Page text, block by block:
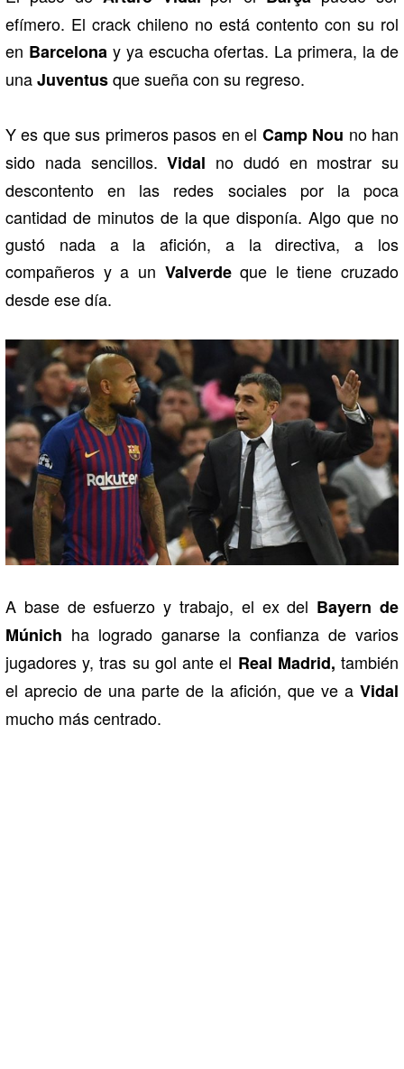
efímero. El crack chileno no está contento con su rol
en Barcelona y ya escucha ofertas. La primera, la de
unaJuventusque sueña con su regreso.
Y es que sus primeros pasos en el Camp Nou no han
sido nada sencillos.Vidal no dudó en mostrar su
descontento en las redes sociales por la poca
cantidad de minutos de la que disponía. Algo que no
gustó nada a la afición, a la directiva, a los
compañeros y a un Valverdeque le tiene cruzado
desde ese día.
A base de esfuerzo y trabajo, el ex del Bayern de
Múnich ha logrado ganarse la confianza de varios
jugadores y, tras su gol ante el Real Madrid, también
el aprecio de una parte de la afición, que ve a Vidal
mucho más centrado.